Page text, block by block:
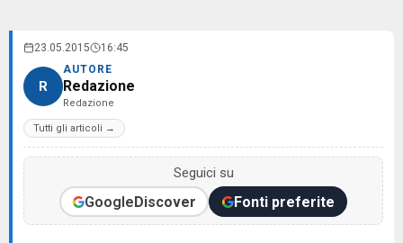
23.05.2015 16:45
R
AUTORE
Redazione
Redazione
Tutti gli articoli →
Seguici su
GoogleDiscover Fonti preferite